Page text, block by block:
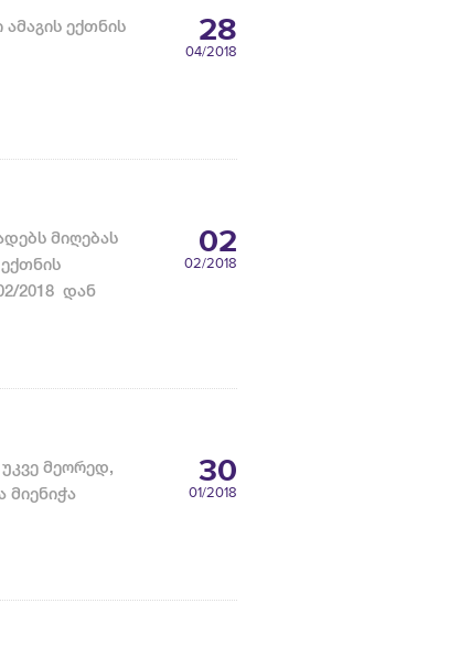
28
/2018
04
ექთნის
02
/2018
02
მიღებას
2018 დან
30
/2018
01
მეორედ,
მიენიჭა